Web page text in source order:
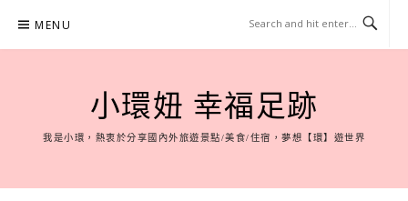
content
MENU
小環妞 幸福足跡
我是小環，熱衷於分享國內外旅遊景點/美食/住宿，夢想【環】遊世界